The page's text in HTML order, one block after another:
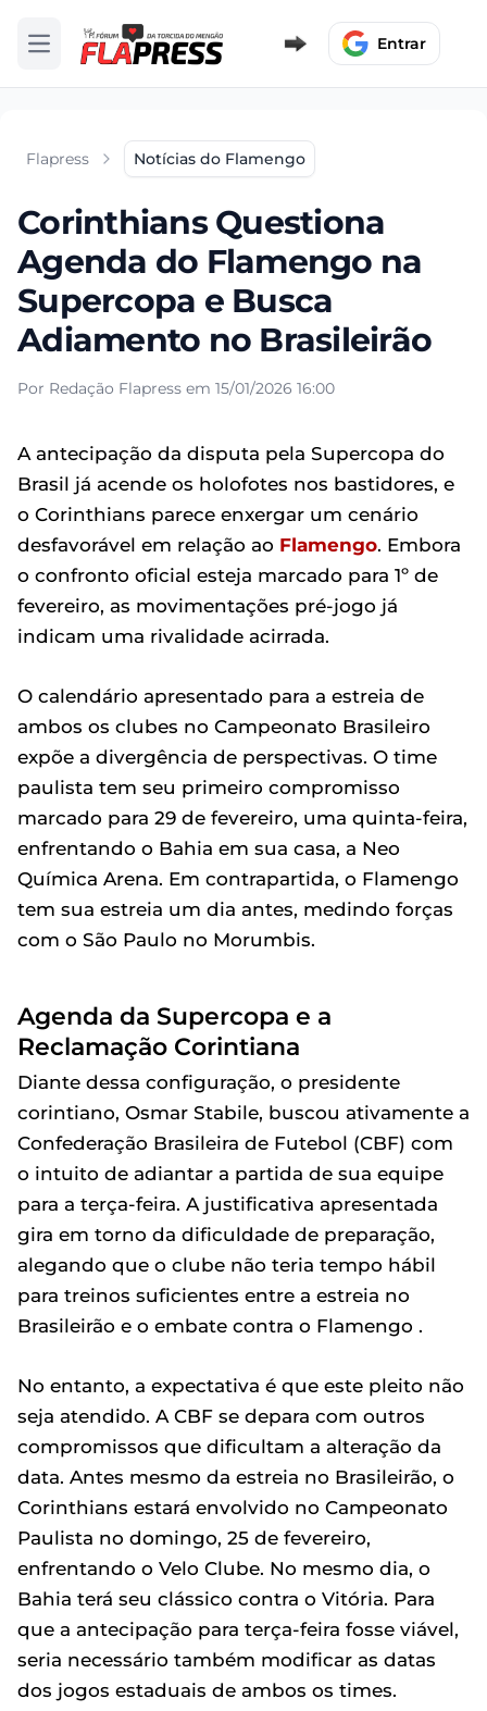
Abrir menu Entrar
Flapress Notícias do Flamengo
Corinthians Questiona
Agenda do Flamengo na
Supercopa e Busca
Adiamento no Brasileirão
Por Redação Flapress em 15/01/2026 16:00
A antecipação da disputa pela Supercopa do
Brasil já acende os holofotes nos bastidores, e
o Corinthians parece enxergar um cenário
desfavorável em relação ao Flamengo. Embora
o confronto oficial esteja marcado para 1º de
fevereiro, as movimentações pré-jogo já
indicam uma rivalidade acirrada.
O calendário apresentado para a estreia de
ambos os clubes no Campeonato Brasileiro
expõe a divergência de perspectivas. O time
paulista tem seu primeiro compromisso
marcado para 29 de fevereiro, uma quinta-feira,
enfrentando o Bahia em sua casa, a Neo
Química Arena. Em contrapartida, o Flamengo
tem sua estreia um dia antes, medindo forças
com o São Paulo no Morumbis.
Agenda da Supercopa e a
Reclamação Corintiana
Diante dessa configuração, o presidente
corintiano, Osmar Stabile, buscou ativamente a
Confederação Brasileira de Futebol (CBF) com
o intuito de adiantar a partida de sua equipe
para a terça-feira. A justificativa apresentada
gira em torno da dificuldade de preparação,
alegando que o clube não teria tempo hábil
para treinos suficientes entre a estreia no
Brasileirão e o embate contra o Flamengo .
No entanto, a expectativa é que este pleito não
seja atendido. A CBF se depara com outros
compromissos que dificultam a alteração da
data. Antes mesmo da estreia no Brasileirão, o
Corinthians estará envolvido no Campeonato
Paulista no domingo, 25 de fevereiro,
enfrentando o Velo Clube. No mesmo dia, o
Bahia terá seu clássico contra o Vitória. Para
que a antecipação para terça-feira fosse viável,
seria necessário também modificar as datas
dos jogos estaduais de ambos os times.